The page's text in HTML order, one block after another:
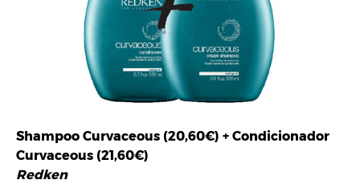
Shampoo Curvaceous (20,60€) + Condicionador
Curvaceous (21,60€)
Redken